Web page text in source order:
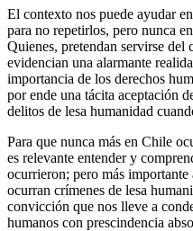
El contexto nos puede ayudar
para no repetirlos, pero nunca
Quienes, pretendan servirse del
evidencian una alarmante
importancia de los derechos
por ende una tácita aceptación
delitos de lesa humanidad
Para que nunca más en Chile
es relevante entender y
ocurrieron; pero más
ocurran crímenes de lesa
convicción que nos lleve a
humanos con prescindencia